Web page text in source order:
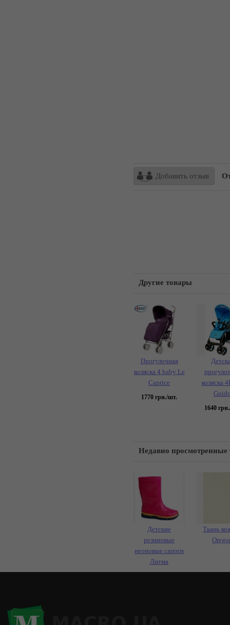
Добавить отзыв
Другие товары
Прогулочная
коляска 4 baby Le
Caprice
1770 грн./шт.
коляска
1640
Недавно просмотренные
Детские
резиновые
неоновые сапоги
Литма
Ткань